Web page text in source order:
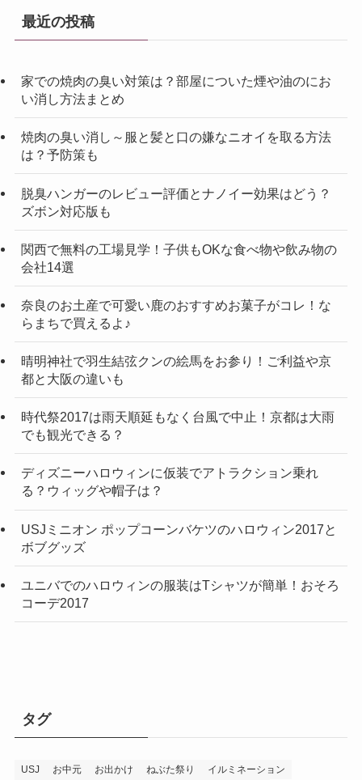
最近の投稿
家での焼肉の臭い対策は？部屋についた煙や油のにお
い消し方法まとめ
焼肉の臭い消し～服と髪と口の嫌なニオイを取る方法
は？予防策も
脱臭ハンガーのレビュー評価とナノイー効果はどう？
ズボン対応版も
関西で無料の工場見学！子供もOKな食べ物や飲み物の
会社14選
奈良のお土産で可愛い鹿のおすすめお菓子がコレ！な
らまちで買えるよ♪
晴明神社で羽生結弦クンの絵馬をお参り！ご利益や京
都と大阪の違いも
時代祭2017は雨天順延もなく台風で中止！京都は大雨
でも観光できる？
ディズニーハロウィンに仮装でアトラクション乗れ
る？ウィッグや帽子は？
USJミニオン ポップコーンバケツのハロウィン2017と
ボブグッズ
ユニバでのハロウィンの服装はTシャツが簡単！おそろ
コーデ2017
タグ
USJ お中元 お出かけ ねぶた祭り イルミネーション